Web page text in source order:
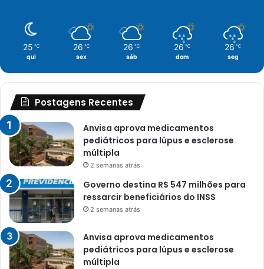
25 ℃
qui
26 ℃
sex
26 ℃
sáb
26 ℃
dom
26 ℃
seg
Postagens Recentes
Anvisa aprova medicamentos
pediátricos para lúpus e esclerose
múltipla
2 semanas atrás
Governo destina R$ 547 milhões para
ressarcir beneficiários do INSS
2 semanas atrás
Anvisa aprova medicamentos
pediátricos para lúpus e esclerose
múltipla